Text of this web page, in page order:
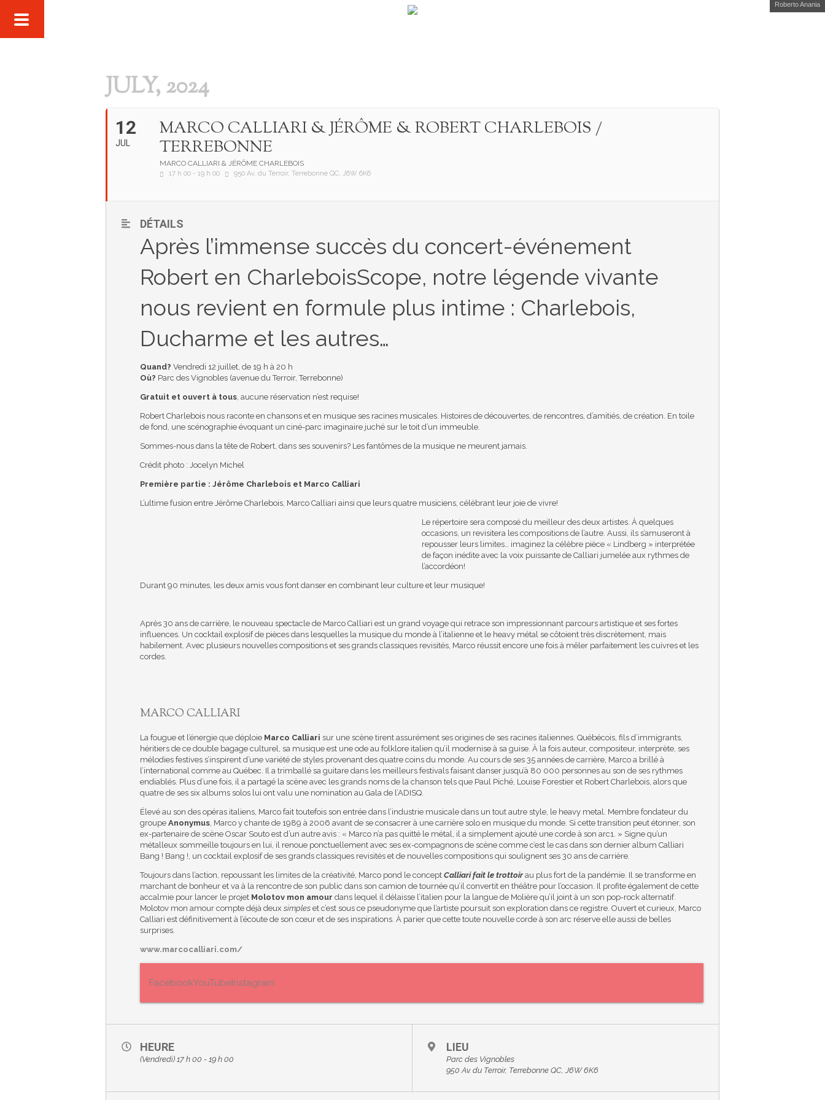
Roberto Anania
JULY, 2024
12
JUL
MARCO CALLIARI & JÉRÔME & ROBERT CHARLEBOIS /
TERREBONNE
MARCO CALLIARI & JÉRÔME CHARLEBOIS
17 h 00 - 19 h 00 950 Av. du Terroir, Terrebonne QC, J6W 6K6
DÉTAILS
Après l’immense succès du concert-événement
Robert en CharleboisScope, notre légende vivante
nous revient en formule plus intime : Charlebois,
Ducharme et les autres…
Quand? Vendredi 12 juillet, de 19 h à 20 h
Où? Parc des Vignobles (avenue du Terroir, Terrebonne)
Gratuit et ouvert à tous, aucune réservation n’est requise!
Robert Charlebois nous raconte en chansons et en musique ses racines musicales. Histoires de découvertes, de rencontres, d’amitiés, de création. En toile
de fond, une scénographie évoquant un ciné-parc imaginaire juché sur le toit d’un immeuble.
Sommes-nous dans la tête de Robert, dans ses souvenirs? Les fantômes de la musique ne meurent jamais.
Crédit photo : Jocelyn Michel
Première partie : Jérôme Charlebois et Marco Calliari
L’ultime fusion entre Jérôme Charlebois, Marco Calliari ainsi que leurs quatre musiciens, célébrant leur joie de vivre!
Le répertoire sera composé du meilleur des deux artistes. À quelques
occasions, un revisitera les compositions de l’autre. Aussi, ils s’amuseront à
repousser leurs limites… imaginez la célèbre pièce « Lindberg » interprétée
de façon inédite avec la voix puissante de Calliari jumelée aux rythmes de
l’accordéon!
Durant 90 minutes, les deux amis vous font danser en combinant leur culture et leur musique!
Après 30 ans de carrière, le nouveau spectacle de Marco Calliari est un grand voyage qui retrace son impressionnant parcours artistique et ses fortes
influences. Un cocktail explosif de pièces dans lesquelles la musique du monde à l’italienne et le heavy métal se côtoient très discrètement, mais
habilement. Avec plusieurs nouvelles compositions et ses grands classiques revisités, Marco réussit encore une fois à mêler parfaitement les cuivres et les
cordes.
MARCO CALLIARI
La fougue et l’énergie que déploie Marco Calliari sur une scène tirent assurément ses origines de ses racines italiennes. Québécois, fils d’immigrants,
héritiers de ce double bagage culturel, sa musique est une ode au folklore italien qu’il modernise à sa guise. À la fois auteur, compositeur, interprète, ses
mélodies festives s’inspirent d’une variété de styles provenant des quatre coins du monde. Au cours de ses 35 années de carrière, Marco a brillé à
l’international comme au Québec. Il a trimballé sa guitare dans les meilleurs festivals faisant danser jusqu’à 80 000 personnes au son de ses rythmes
endiablés. Plus d’une fois, il a partagé la scène avec les grands noms de la chanson tels que Paul Piché, Louise Forestier et Robert Charlebois, alors que
quatre de ses six albums solos lui ont valu une nomination au Gala de l’ADISQ.
Élevé au son des opéras italiens, Marco fait toutefois son entrée dans l’industrie musicale dans un tout autre style, le heavy metal. Membre fondateur du
groupe Anonymus , Marco y chante de 1989 à 2006 avant de se consacrer à une carrière solo en musique du monde. Si cette transition peut étonner, son
ex-partenaire de scène Oscar Souto est d’un autre avis : « Marco n’a pas quitté le métal, il a simplement ajouté une corde à son arc1. » Signe qu’un
métalleux sommeille toujours en lui, il renoue ponctuellement avec ses ex-compagnons de scène comme c’est le cas dans son dernier album Calliari
Bang ! Bang !, un cocktail explosif de ses grands classiques revisités et de nouvelles compositions qui soulignent ses 30 ans de carrière.
Toujours dans l’action, repoussant les limites de la créativité, Marco pond le concept Calliari fait le trottoirau plus fort de la pandémie. Il se transforme en
marchant de bonheur et va à la rencontre de son public dans son camion de tournée qu’il convertit en théâtre pour l’occasion. Il profite également de cette
accalmie pour lancer le projet Molotov mon amour dans lequel il délaisse l’italien pour la langue de Molière qu’il joint à un son pop-rock alternatif.
Molotov mon amour compte déjà deux simples et c’est sous ce pseudonyme que l’artiste poursuit son exploration dans ce registre. Ouvert et curieux, Marco
Calliari est définitivement à l’écoute de son cœur et de ses inspirations. À parier que cette toute nouvelle corde à son arc réserve elle aussi de belles
surprises.
www.marcocalliari.com/
FacebookYouTubeInstagram
HEURE
(Vendredi) 17 h 00 - 19 h 00
LIEU
Parc des Vignobles
950 Av. du Terroir, Terrebonne QC, J6W 6K6